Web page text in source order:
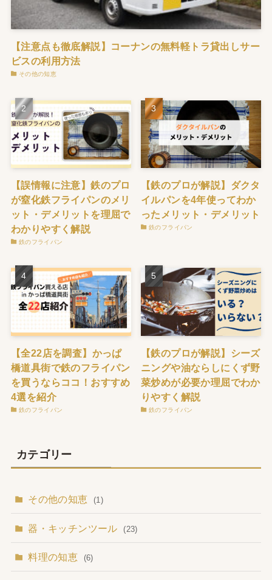
【注意点も徹底解説】コーナンの無料軽トラ貸出しサー
ビスの利用方法
その他の知恵
【誤情報に注意】鉄のプロ
が窒化鉄フライパンのメリ
ット・デメリットを理屈で
わかりやすく解説
鉄のフライパン
【鉄のプロが解説】ダクタ
イルパンを4年使ってわか
ったメリット・デメリット
鉄のフライパン
【全22店を調査】かっぱ
橋道具街で鉄のフライパン
を買うならココ！おすすめ
4選を紹介
鉄のフライパン
【鉄のプロが解説】シーズ
ニングや油ならしにくず野
菜炒めが必要か理屈でわか
りやすく解説
鉄のフライパン
カテゴリー
その他の知恵 (1)
器・キッチンツール (23)
料理の知恵 (6)